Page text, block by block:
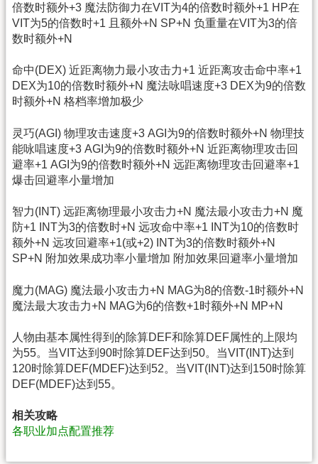
倍数时额外+3 魔法防御力在VIT为4的倍数时额外+1 HP在
VIT为5的倍数时+1 且额外+N SP+N 负重量在VIT为3的倍
数时额外+N
命中(DEX) 近距离物力最小攻击力+1 近距离攻击命中率+1
DEX为10的倍数时额外+N 魔法咏唱速度+3 DEX为9的倍数
时额外+N 格档率增加极少
灵巧(AGI) 物理攻击速度+3 AGI为9的倍数时额外+N 物理技
能咏唱速度+3 AGI为9的倍数时额外+N 近距离物理攻击回
避率+1 AGI为9的倍数时额外+N 远距离物理攻击回避率+1
爆击回避率小量增加
智力(INT) 远距离物理最小攻击力+N 魔法最小攻击力+N 魔
防+1 INT为3的倍数时+N 远攻命中率+1 INT为10的倍数时
额外+N 远攻回避率+1(或+2) INT为3的倍数时额外+N
SP+N 附加效果成功率小量增加 附加效果回避率小量增加
魔力(MAG) 魔法最小攻击力+N MAG为8的倍数-1时额外+N
魔法最大攻击力+N MAG为6的倍数+1时额外+N MP+N
人物由基本属性得到的除算DEF和除算DEF属性的上限均
为55。当VIT达到90时除算DEF达到50。当VIT(INT)达到
120时除算DEF(MDEF)达到52。当VIT(INT)达到150时除算
DEF(MDEF)达到55。
相关攻略
各职业加点配置推荐